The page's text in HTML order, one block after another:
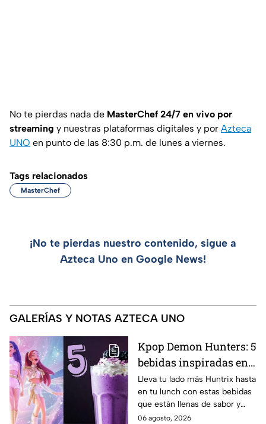
No te pierdas nada de MasterChef 24/7 en vivo por
streaming y nuestras plataformas digitales y por Azteca
UNO en punto de las 8:30 p.m. de lunes a viernes.
Tags relacionados
MasterChef
¡No te pierdas nuestro contenido, sigue a
Azteca Uno en Google News!
GALERÍAS Y NOTAS AZTECA UNO
Kpop Demon Hunters: 5
bebidas inspiradas en
las guerreras Huntrix
para llevar a la escuela
este regreso a clases
Lleva tu lado más Huntrix hasta
en tu lunch con estas bebidas
que están llenas de sabor y
frescura.
06 agosto, 2026